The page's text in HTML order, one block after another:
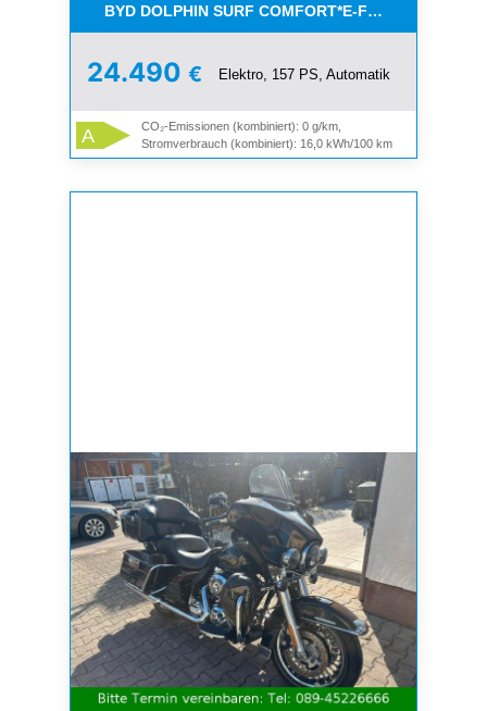
BYD DOLPHIN SURF COMFORT*E-
24.490 € Elektro, 157 PS, Automatik
A
CO₂-Emissionen (kombiniert): 0 g/km,
Stromverbrauch (kombiniert): 16,0 kWh/100 km